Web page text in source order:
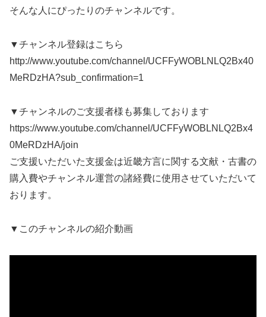
そんな人にぴったりのチャンネルです。
▼チャンネル登録はこちら
http://www.youtube.com/channel/UCFFyWOBLNLQ2Bx40
MeRDzHA?sub_confirmation=1
▼チャンネルのご支援者様も募集しております
https://www.youtube.com/channel/UCFFyWOBLNLQ2Bx4
0MeRDzHA/join
ご支援いただいた支援金は近畿方言に関する文献・古書の
購入費やチャンネル運営の諸経費に使用させていただいて
おります。
▼このチャンネルの紹介動画